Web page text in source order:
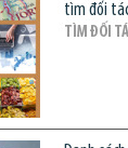
tìm đối
TÌM ĐỐI